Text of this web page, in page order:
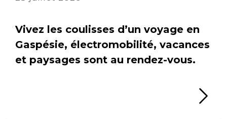
Vivez les coulisses d’un voyage en
Gaspésie, électromobilité, vacances
et paysages sont au rendez-vous.